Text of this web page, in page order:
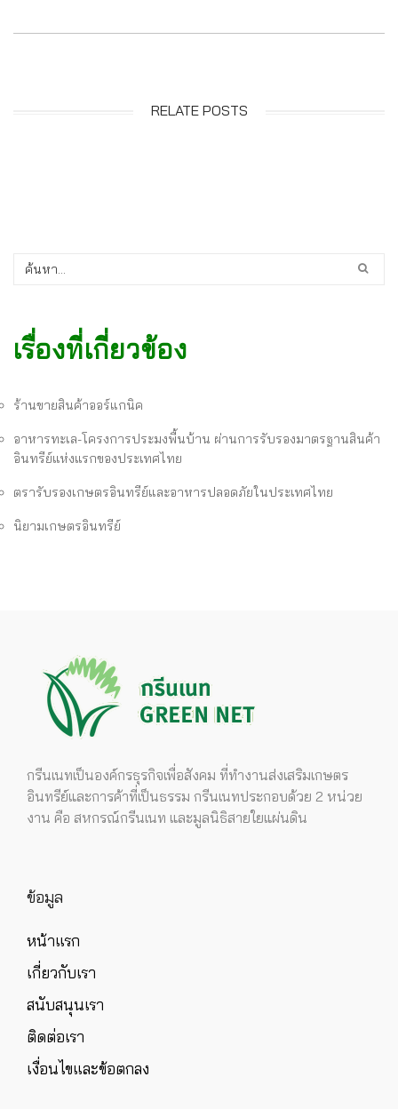
RELATE POSTS
เรื่องที่เกี่ยวข้อง
ร้านขายสินค้าออร์แกนิค
อาหารทะเล-โครงการประมงพื้นบ้าน ผ่านการรับรองมาตรฐานสินค้า
อินทรีย์แห่งแรกของประเทศไทย
ตรารับรองเกษตรอินทรีย์และอาหารปลอดภัยในประเทศไทย
นิยามเกษตรอินทรีย์
กรีนเนทเป็นองค์กรธุรกิจเพื่อสังคม ที่ทำงานส่งเสริมเกษตร
อินทรีย์และการค้าที่เป็นธรรม กรีนเนทประกอบด้วย 2 หน่วย
งาน คือ สหกรณ์กรีนเนท และมูลนิธิสายใยแผ่นดิน
ข้อมูล
หน้าแรก
เกี่ยวกับเรา
สนับสนุนเรา
ติดต่อเรา
เงื่อนไขและข้อตกลง